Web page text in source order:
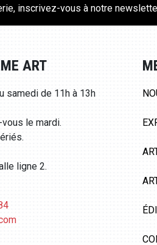
inscrivez-vous à notre
ART
samedi de 11h à 13h
le mardi.
ligne 2.